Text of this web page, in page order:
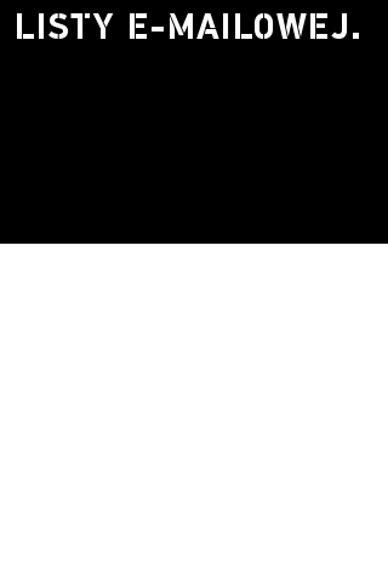
LISTY E-MAILOWEJ.